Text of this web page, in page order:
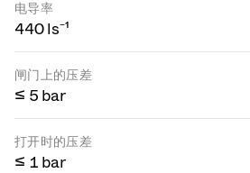
电导率
440 ls⁻¹
闸门上的压差
≤ 5 bar
打开时的压差
≤ 1 bar